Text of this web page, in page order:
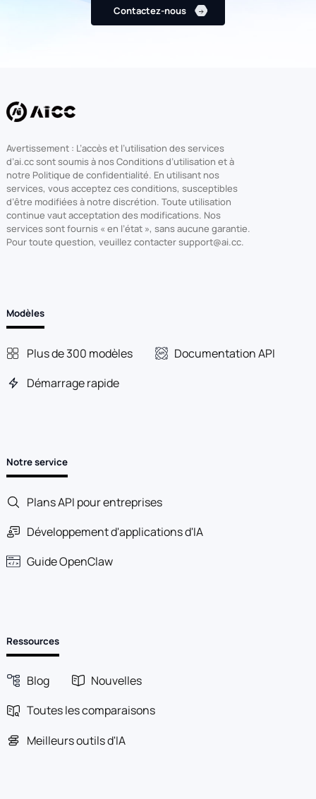
Contactez-nous
Avertissement : L’accès et l’utilisation des services
d’ai.cc sont soumis à nos Conditions d’utilisation et à
notre Politique de confidentialité. En utilisant nos
services, vous acceptez ces conditions, susceptibles
d’être modifiées à notre discrétion. Toute utilisation
continue vaut acceptation des modifications. Nos
services sont fournis « en l’état », sans aucune garantie.
Pour toute question, veuillez contacter support@ai.cc.
Modèles
Plus de 300 modèles
Documentation API
Démarrage rapide
Notre service
Plans API pour entreprises
Développement d'applications d'IA
Guide OpenClaw
Ressources
Blog
Nouvelles
Toutes les comparaisons
Meilleurs outils d'IA